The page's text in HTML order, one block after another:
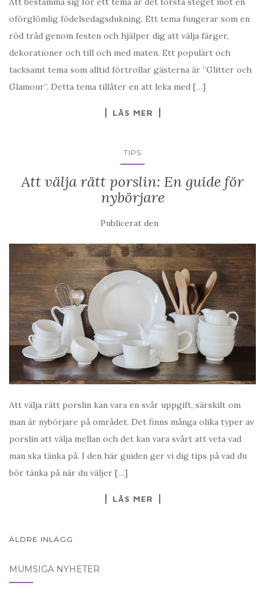
oförglömlig födelsedagsdukning. Ett tema fungerar som en
röd tråd genom festen och hjälper dig att välja färger,
dekorationer och till och med maten. Ett populärt och
tacksamt tema som alltid förtrollar gästerna är ”Glitter och
Glamour”. Detta tema tillåter en att leka med […]
LÄS MER
TIPS
Att välja rätt porslin: En guide för
nybörjare
Publicerat den
Att välja rätt porslin kan vara en svår uppgift, särskilt om
man är nybörjare på området. Det finns många olika typer av
porslin att välja mellan och det kan vara svårt att veta vad
man ska tänka på. I den här guiden ger vi dig tips på vad du
bör tänka på när du väljer […]
LÄS MER
ÄLDRE INLÄGG
MUMSIGA NYHETER